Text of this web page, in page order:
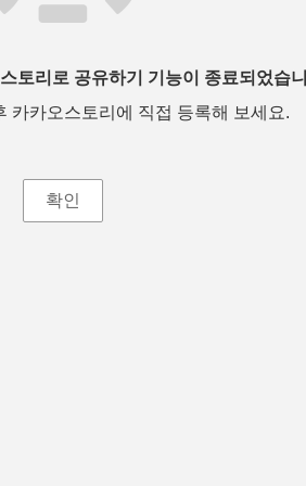
토리로 공유하기 기능이 종료되었습
카카오스토리에 직접 등록해 보세요.
확인